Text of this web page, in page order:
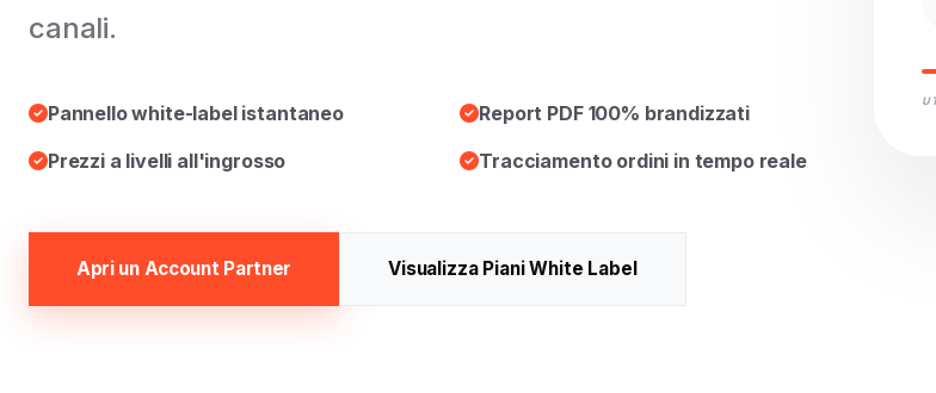
canali.
Pannello white-label istantaneo
Report PDF 100% brandizzati
Prezzi a livelli all'ingrosso
Tracciamento ordini in tempo reale
Apri un Account Partner Visualizza Piani White Label